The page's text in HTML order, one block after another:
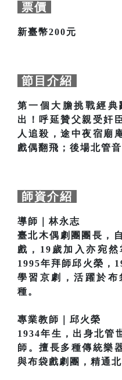
票價
新臺幣200元
節目介紹
第一個大膽挑戰經
出！呼延贊父親受奸
人追殺，途中夜宿廟
戲偶翻飛；後場北管
師資介紹
導師｜林永志
臺北木偶劇團團長，
戲，19歲加入亦宛然
1995年拜師邱火榮，
學習京劇，活躍於布
種。
專業教師｜邱火榮
1934年生，出身北管
師。擅長多種傳統樂
與布袋戲劇團，精通